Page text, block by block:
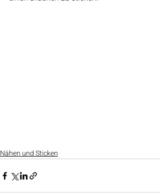
Nähen und Sticken